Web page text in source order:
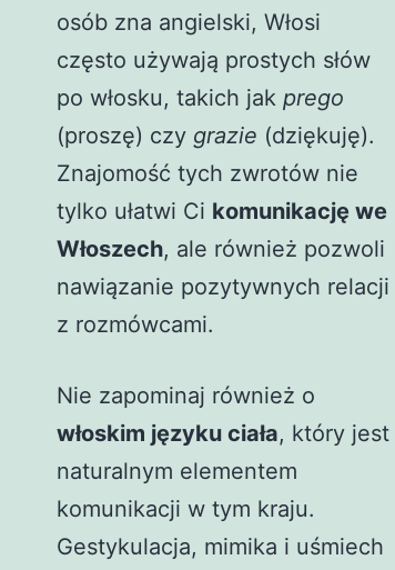
osób zna angielski, Włosi
często używają prostych słów
po włosku, takich jak prego
(proszę) czy grazie (dziękuję).
Znajomość tych zwrotów nie
tylko ułatwi Ci komunikację we
Włoszech, ale również pozwoli
nawiązanie pozytywnych relacji
z rozmówcami.
Nie zapominaj również o
włoskim języku ciała, który jest
naturalnym elementem
komunikacji w tym kraju.
Gestykulacja, mimika i uśmiech